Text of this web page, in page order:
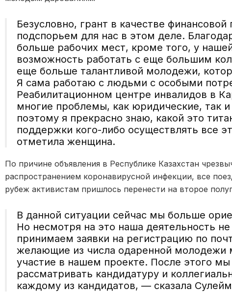
Безусловно, грант в качестве
подспорьем для нас в этом деле.
больше рабочих мест, кроме того, у
возможность работать с еще большим
еще больше талантливой молодежи,
Я сама работаю с людьми с особыми
Реабилитационном центре инвалидов в
многие проблемы, как юридические, так и
поэтому я прекрасно знаю, какой это
поддержки кого-либо осуществлять все
отметила женщина.
По причине объявления в Республике Казахстан
распространением коронавирусной инфекции, все
рубеж активистам пришлось перенести на второе
В данной ситуации сейчас мы больше
Но несмотря на это наша деятельность
принимаем заявки на регистрацию по
желающие из числа одаренной молодежи
участие в нашем проекте. После этого
рассматривать кандидатуру и
каждому из кандидатов, — сказала